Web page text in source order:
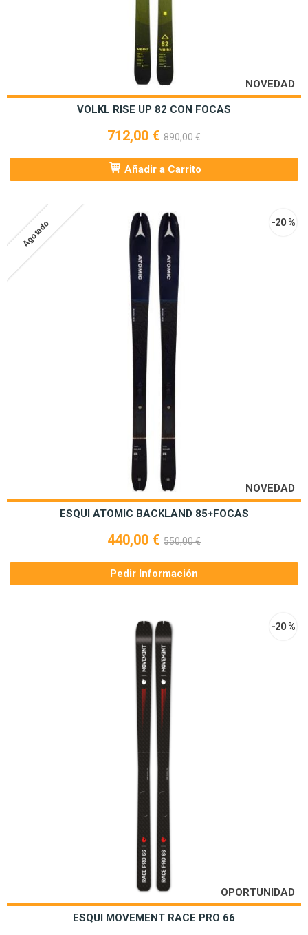
NOVEDAD
VOLKL RISE UP 82 CON FOCAS
712,00 € 890,00 €
Añadir a Carrito
Agotado
NOVEDAD
-20 %
ESQUI ATOMIC BACKLAND 85+FOCAS
440,00 € 550,00 €
Pedir Información
OPORTUNIDAD
-20 %
ESQUI MOVEMENT RACE PRO 66